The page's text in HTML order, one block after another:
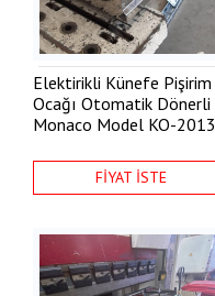
Elektirikli Künefe Pişirim
Ocağı Otomatik Dönerli
Monaco Model KO-2013
FİYAT İSTE